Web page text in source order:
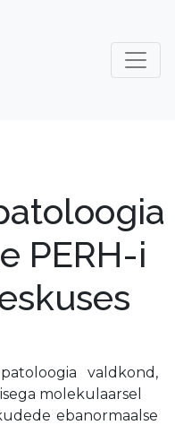
PERH-­i
valdkond,
molekulaarsel
ebanormaalse